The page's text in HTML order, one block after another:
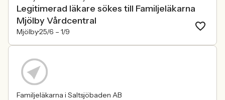
Legitimerad läkare sökes till Familjeläkarna
Mjölby Vårdcentral
Mjölby25/6 – 1/9
Familjeläkarna i Saltsjöbaden AB